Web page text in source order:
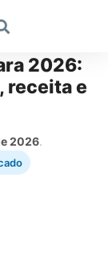
2026:
receita e
2026.